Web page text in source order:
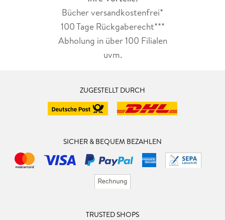
Bücher versandkostenfrei*
100 Tage Rückgaberecht***
Abholung in über 100 Filialen
uvm.
ZUGESTELLT DURCH
SICHER & BEQUEM BEZAHLEN
TRUSTED SHOPS